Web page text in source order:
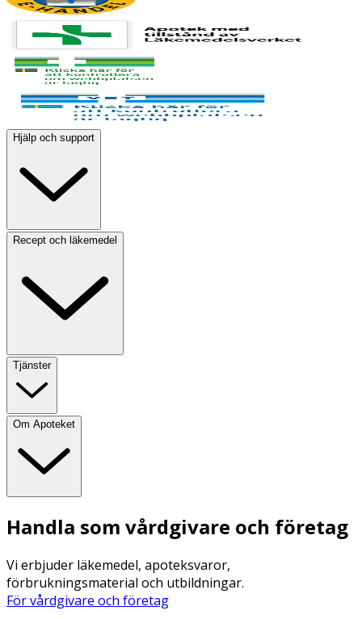
Hjälp och support
Recept och läkemedel
Tjänster
Om Apoteket
Handla som vårdgivare och företag
Vi erbjuder läkemedel, apoteksvaror,
förbrukningsmaterial och utbildningar.
För vårdgivare och företag